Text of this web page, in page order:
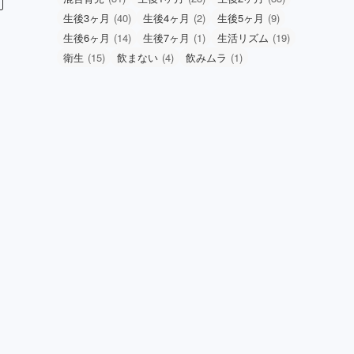
生後3ヶ月 (40) 生後4ヶ月 (2) 生後5ヶ月 (9)
生後6ヶ月 (14) 生後7ヶ月 (1) 生活リズム (19)
衛生 (15) 飲まない (4) 飲みムラ (1)